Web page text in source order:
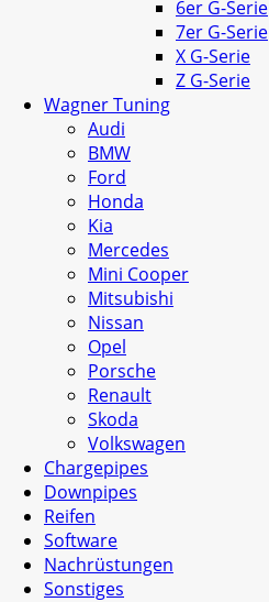
6er G-Serie
7er G-Serie
X G-Serie
Z G-Serie
Wagner Tuning
Audi
BMW
Ford
Honda
Kia
Mercedes
Mini Cooper
Mitsubishi
Nissan
Opel
Porsche
Renault
Skoda
Volkswagen
Chargepipes
Downpipes
Reifen
Software
Nachrüstungen
Sonstiges